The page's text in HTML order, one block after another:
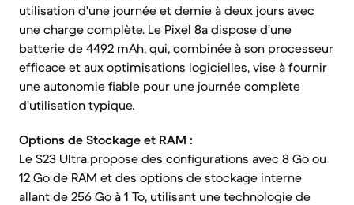
utilisation d'une journée et demie à deux jours avec
une charge complète. Le Pixel 8a dispose d'une
batterie de 4492 mAh, qui, combinée à son processeur
efficace et aux optimisations logicielles, vise à fournir
une autonomie fiable pour une journée complète
d'utilisation typique.
Options de Stockage et RAM :
Le S23 Ultra propose des configurations avec 8 Go ou
12 Go de RAM et des options de stockage interne
allant de 256 Go à 1 To, utilisant une technologie de